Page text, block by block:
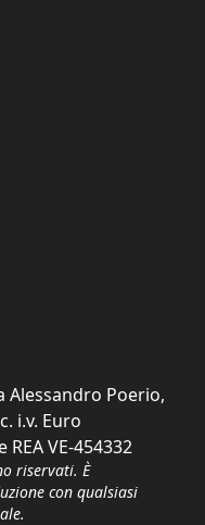
Alessandro Poerio,
i.v. Euro
REA VE-454332
riservati. È
con qualsiasi